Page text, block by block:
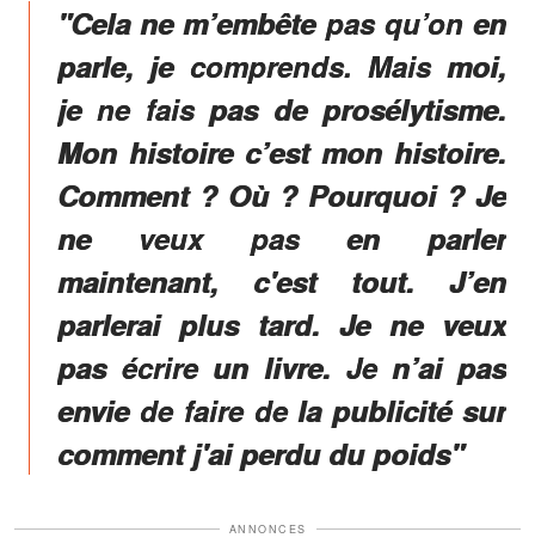
"Cela ne m’embête pas qu’on en
parle, je comprends. Mais moi,
je ne fais pas de prosélytisme.
Mon histoire c’est mon histoire.
Comment ? Où ? Pourquoi ? Je
ne veux pas en parler
maintenant, c'est tout. J’en
parlerai plus tard. Je ne veux
pas écrire un livre. Je n’ai pas
envie de faire de la publicité sur
comment j'ai perdu du poids"
ANNONCES